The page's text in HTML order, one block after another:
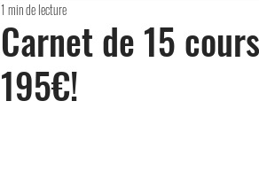
Carnet de 15
195€!
1 min de lecture